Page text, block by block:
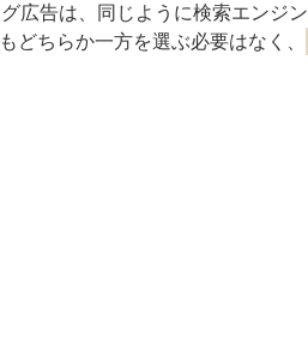
広告は、同じように検索エンジ
どちらか一方を選ぶ必要はなく、